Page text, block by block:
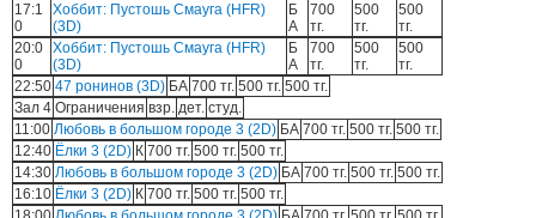
17:1
0
Хоббит: Пустошь Смауга (HFR)
(3D)
Б
А
700
тг.
500
тг.
500
тг.
20:0
0
Хоббит: Пустошь Смауга (HFR)
(3D)
Б
А
700
тг.
500
тг.
500
тг.
22:50 47 ронинов (3D) БА 700 тг. 500 тг. 500 тг.
Зал 4 Ограничения взр. дет. студ.
11:00 Любовь в большом городе 3 (2D) БА 700 тг. 500 тг. 500 тг.
12:40 Ёлки 3 (2D) К 700 тг. 500 тг. 500 тг.
14:30 Любовь в большом городе 3 (2D) БА 700 тг. 500 тг. 500 тг.
16:10 Ёлки 3 (2D) К 700 тг. 500 тг. 500 тг.